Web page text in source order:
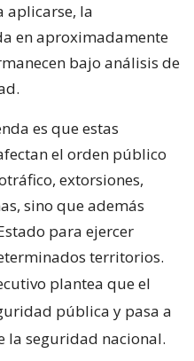
aplicarse, la
en aproximadamente
bajo análisis de
es que estas
el orden público
extorsiones,
sino que además
para ejercer
territorios.
plantea que el
pública y pasa a
la seguridad nacional.